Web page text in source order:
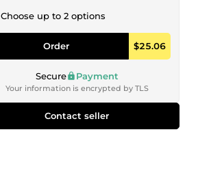
Choose up to 2 options
Order $25.06
Secure Payment
Your information is encrypted by TLS
Contact seller